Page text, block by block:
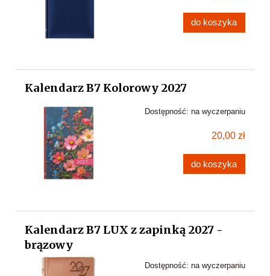
do koszyka
Kalendarz B7 Kolorowy 2027
Dostępność: na wyczerpaniu
20,00 zł
do koszyka
Kalendarz B7 LUX z zapinką 2027 -
brązowy
Dostępność: na wyczerpaniu